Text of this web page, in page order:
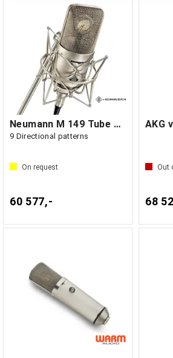
Neumann M 149 Tube microphone
9 Directional patterns
On request
60 577,-
Out
68